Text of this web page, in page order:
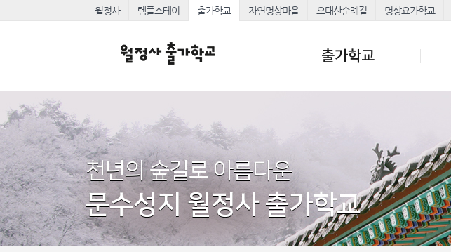
월정사 템플스테이 출가학교 자연명상마을 오대산순례길 명상요가학교
출가학교
천년의 숲길로 아름다운
문수성지 월정사 출가학교